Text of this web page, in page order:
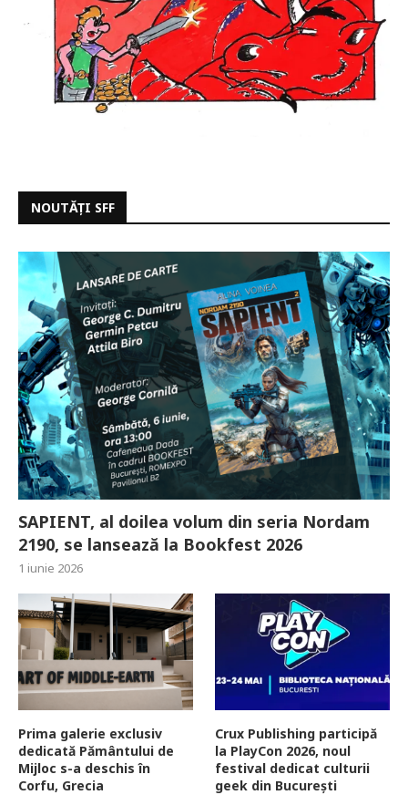
NOUTĂȚI SFF
SAPIENT, al doilea volum din seria Nordam
2190, se lansează la Bookfest 2026
1 iunie 2026
Prima galerie exclusiv
dedicată Pământului de
Mijloc s-a deschis în
Corfu, Grecia
Crux Publishing participă
la PlayCon 2026, noul
festival dedicat culturii
geek din București